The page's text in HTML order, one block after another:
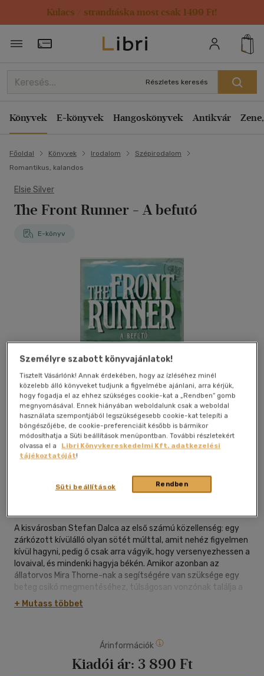
Kulacs / strandtáska most csak 1499 Ft!
Törzsvásárlói Kártya adatai
Részletes keresés
Könyvek E-könyvek Hangoskönyvek Antikvár
Főoldal Könyvek Irodalom
Szépirodalom
Romantikus, kalandos
Elsie Silver
The Front Runner - A befutó
E-könyv
Beleolvasok
A kisvárosban Stefan Dalca az első számú közellenség: egy
zárkózott kívülálló olyan sötét múlttal, amit nehéz figyelmen
kívül hagyni, pedig ő csak arra vágyik, hogy versenyezhessen a
lovaival, és mindenki hagyja békén. Amikor azonban az
állatorvos Mira Thorne-nak a segítségére van szüksége egy
beteg csikó megmentéséhez, túlságosan vonzónak találja a
nőt ahhoz, hogy visszautasítsa a kérését. Segít, de cserébe...
Mirát akarja. A kapcsolatuk eleinte szigorúan szakmai, de
bensőséges beszélgetések, a sóvárgó pillantások egyre
fokozzák közöttük a vibrálást, és idővel Mira belehabarodik
Stefanba. Tisztában van azzal, hogy a tűzzel játszik, ám
+ Mutass többet
Árinformációk
Kiadói ár: 3 890 Ft
Személyre szabott könyvajánlatok!
Tisztelt Vásárlónk! Annak érdekében, hogy az ízléséhez minél
közelebb álló könyveket tudjunk a figyelmébe ajánlani, arra kérjük,
hogy fogadja el az ehhez szükséges cookie-kat a „Rendben” gomb
megnyomásával. Ennek hiányában weboldalunk csak a weboldal
használata szempontjából legszükségesebb cookie-kat telepíti a
böngészőjébe, de cookie-preferenciáit később is bármikor
módosíthatja a Süti beállítások menüpontban. További részletekért
olvassa el a
Libri Könyvkereskedelmi Kft. adatkezelési
tájékoztatóját!
Rendben
Süti beállítások